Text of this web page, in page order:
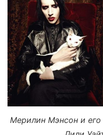
Мерилин Мэнсон и его